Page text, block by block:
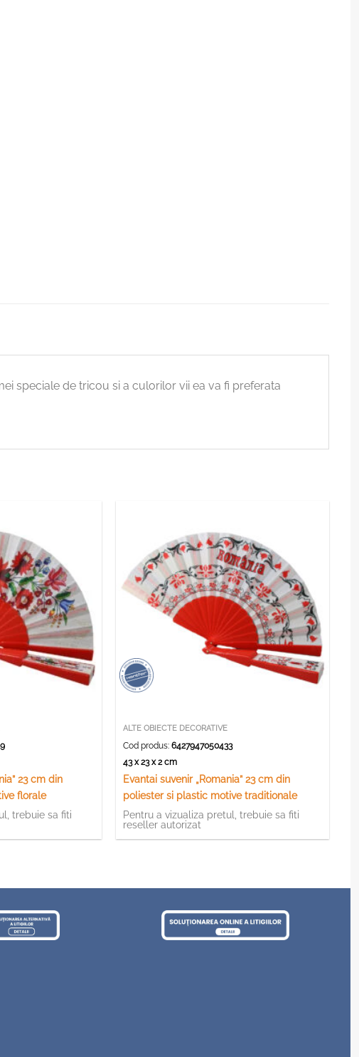
speciale de tricou si a culorilor vii ea va fi preferata
23 cm din
florale
trebuie sa fiti
ALTE OBIECTE DECORATIVE
Cod produs:6427947050433
43 x 23 x 2 cm
Evantai suvenir „Romania” 23 cm din
poliester si plastic motive traditionale
Pentru a vizualiza pretul, trebuie sa fiti
reseller autorizat